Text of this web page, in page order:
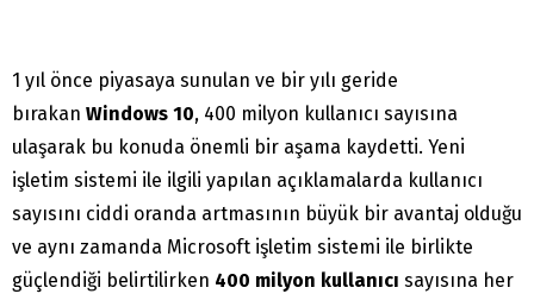
1 yıl önce piyasaya sunulan ve bir yılı geride
bırakan Windows 10, 400 milyon kullanıcı sayısına
ulaşarak bu konuda önemli bir aşama kaydetti. Yeni
işletim sistemi ile ilgili yapılan açıklamalarda kullanıcı
sayısını ciddi oranda artmasının büyük bir avantaj olduğu
ve aynı zamanda Microsoft işletim sistemi ile birlikte
güçlendiği belirtilirken 400 milyon kullanıcı sayısına her